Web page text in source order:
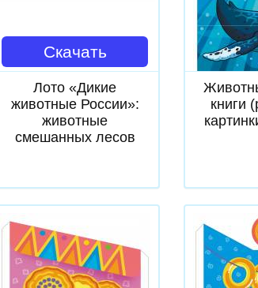
Скачать
Лото «Дикие
животные России»:
животные
смешанных лесов
книги